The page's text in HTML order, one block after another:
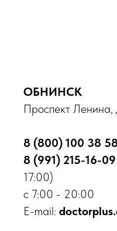
ОБНИНСК
Проспект Ленина,
8 (800) 100 38 58
8 (991) 215-16-09
17:00)
с 7:00 - 20:00
E-mail:
Онлайн запись
Обнинск
пр-кт Ленина, д. 137,